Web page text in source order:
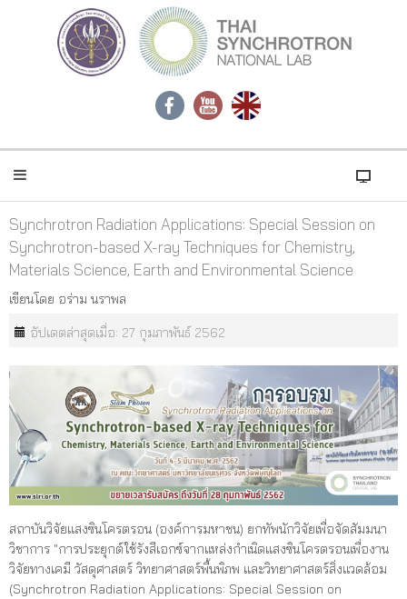
Synchrotron Radiation Applications: Special Session on
Synchrotron-based X-ray Techniques for Chemistry,
Materials Science, Earth and Environmental Science
เขียนโดย อร่าม นราพล
อัปเดตล่าสุดเมื่อ: 27 กุมภาพันธ์ 2562
สถาบันวิจัยแสงซินโครตรอน (องค์การมหาชน) ยกทัพนักวิจัยเพื่อจัดสัมมนา
วิชาการ "การประยุกต์ใช้รังสีเอกซ์จากแหล่งกำเนิดแสงซินโครตรอนเพื่องาน
วิจัยทางเคมี วัสดุศาสตร์ วิทยาศาสตร์พื้นพิภพ และวิทยาศาสตร์สิ่งแวดล้อม
(Synchrotron Radiation Applications: Special Session on